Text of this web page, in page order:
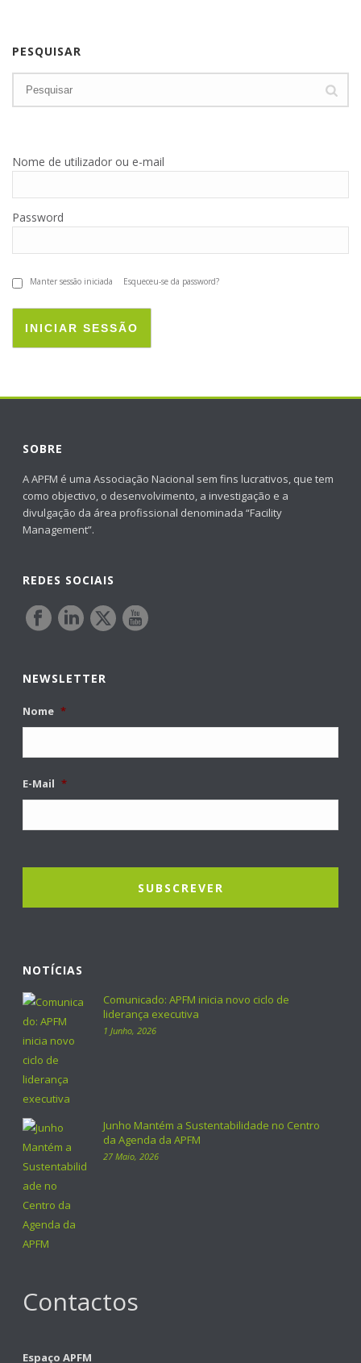
PESQUISAR
Nome de utilizador ou e-mail
Password
Manter sessão iniciada Esqueceu-se da password?
INICIAR SESSÃO
SOBRE
A APFM é uma Associação Nacional sem fins lucrativos, que tem
como objectivo, o desenvolvimento, a investigação e a
divulgação da área profissional denominada “Facility
Management”.
REDES SOCIAIS
NEWSLETTER
Nome *
E-Mail *
NOTÍCIAS
Comunicado: APFM inicia novo ciclo de
liderança executiva
1 Junho, 2026
Junho Mantém a Sustentabilidade no Centro
da Agenda da APFM
27 Maio, 2026
Contactos
Espaço APFM